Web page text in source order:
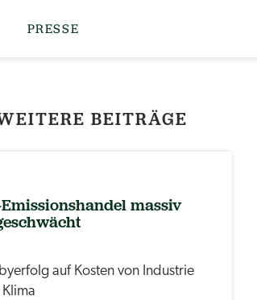
PRESSE
BEITRÄGE
massiv
auf Kosten von Industrie